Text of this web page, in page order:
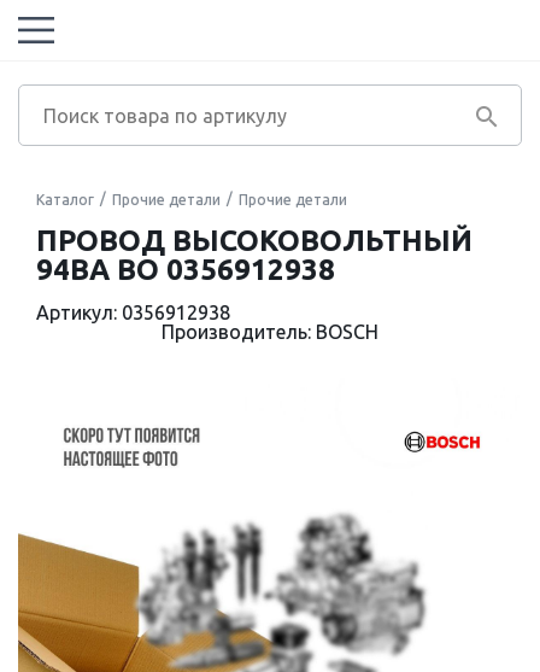
Каталог Прочие детали Прочие детали
ПРОВОД ВЫСОКОВОЛЬТНЫЙ
94BA BO 0356912938
Артикул: 0356912938
Производитель: BOSCH